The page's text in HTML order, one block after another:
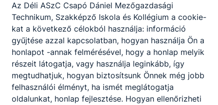
Együttműködési megállapodás_minta.pdf
Letöltés
Együttműködési megállapodásaink.pdf
Letöltés
Az Déli ASzC Csapó Dániel Mezőgazdasági
Technikum, Szakképző Iskola és Kollégium a cookie-
kat a következő célokból használja: információ
gyűjtése azzal kapcsolatban, hogyan használja Ön a
honlapot -annak felmérésével, hogy a honlap melyik
részeit látogatja, vagy használja leginkább, így
megtudhatjuk, hogyan biztosítsunk Önnek még jobb
felhasználói élményt, ha ismét meglátogatja
oldalunkat, honlap fejlesztése. Hogyan ellenőrizheti